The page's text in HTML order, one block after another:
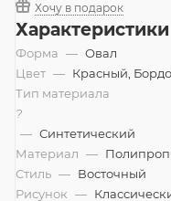
Хочу в подарок
Характеристики
Форма — Овал
Цвет — Красный,
Тип материала
?
— Синтетический
Материал —
Стиль — Восточный
Рисунок —